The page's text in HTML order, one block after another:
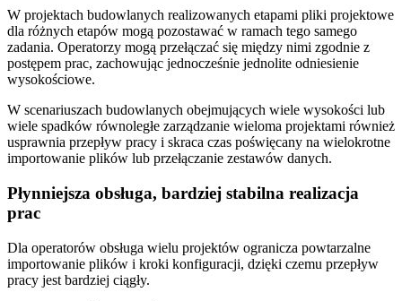
W projektach budowlanych realizowanych etapami pliki projektowe
dla różnych etapów mogą pozostawać w ramach tego samego
zadania. Operatorzy mogą przełączać się między nimi zgodnie z
postępem prac, zachowując jednocześnie jednolite odniesienie
wysokościowe.
W scenariuszach budowlanych obejmujących wiele wysokości lub
wiele spadków równoległe zarządzanie wieloma projektami również
usprawnia przepływ pracy i skraca czas poświęcany na wielokrotne
importowanie plików lub przełączanie zestawów danych.
Płynniejsza obsługa, bardziej stabilna realizacja
prac
Dla operatorów obsługa wielu projektów ogranicza powtarzalne
importowanie plików i kroki konfiguracji, dzięki czemu przepływ
pracy jest bardziej ciągły.